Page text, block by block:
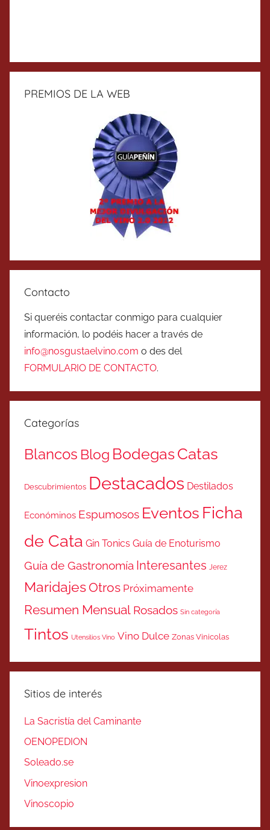
PREMIOS DE LA WEB
Contacto
Si queréis contactar conmigo para cualquier
información, lo podéis hacer a través de
info@nosgustaelvino.com o des del
FORMULARIO DE CONTACTO.
Categorías
Blancos Blog BodegasCatas
Descubrimientos Destacados Destilados
Económinos Espumosos Eventos Ficha
de Cata Gin Tonics Guía de Enoturismo
Guía de Gastronomía Interesantes Jerez
MaridajesOtros Próximamente
Resumen Mensual Rosados Sin categoría
Tintos Utensilios Vino Vino Dulce Zonas Vinicolas
Sitios de interés
La Sacristía del Caminante
OENOPEDION
Soleado.se
Vinoexpresion
Vinoscopio